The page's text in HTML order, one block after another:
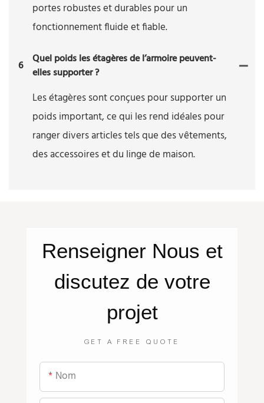
portes robustes et durables pour un
fonctionnement fluide et fiable.
6
Quel poids les étagères de l’armoire peuvent-
elles supporter ?
Les étagères sont conçues pour supporter un
poids important, ce qui les rend idéales pour
ranger divers articles tels que des vêtements,
des accessoires et du linge de maison.
Renseigner Nous et
discutez de votre
projet
GET A FREE QUOTE
Nom